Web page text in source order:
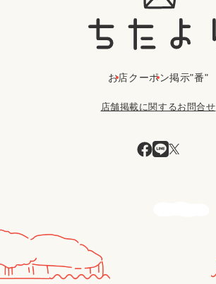
お店クーポン掲示"番"
店舗掲載に関するお問合せ